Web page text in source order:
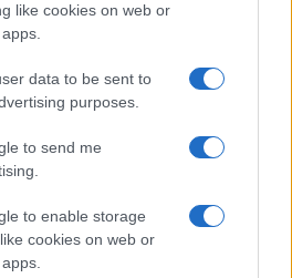
like cookies on web or
data to be sent to
purposes.
to send me
to enable storage
cookies on web or
a Tavolara: salvate dai vigili
poliziotto in vacanza salva 6
bimbi tra i feriti